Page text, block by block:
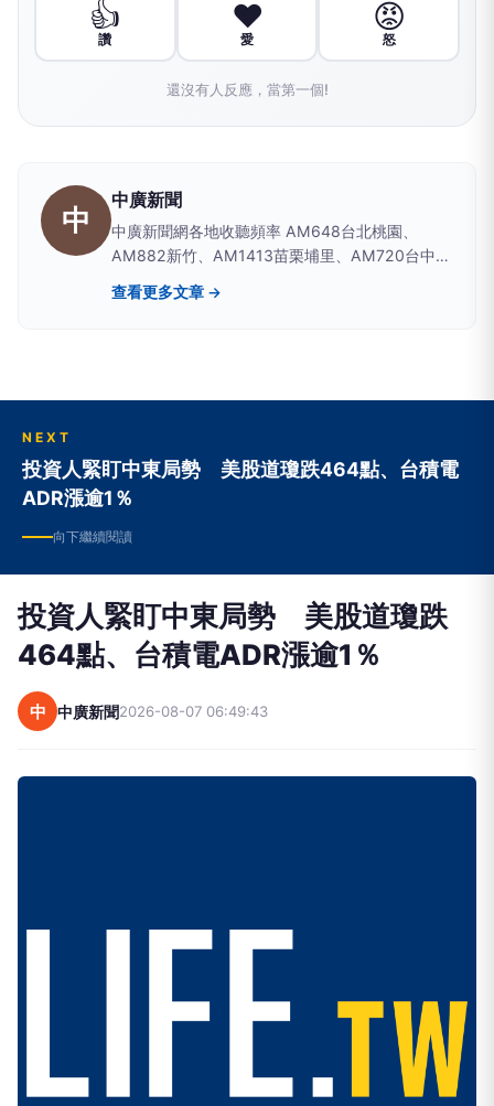
👍
讚
❤️
愛
😡
怒
還沒有人反應，當第一個!
中
中廣新聞
中廣新聞網各地收聽頻率 AM648台北桃園、
AM882新竹、AM1413苗栗埔里、AM720台中彰
化南投、AM1350嘉義雲林、AM1296台南、
AM864高雄屏東、AM630宜蘭、AM819台東、
查看更多文章 →
NEXT
投資人緊盯中東局勢 美股道瓊跌464點、台積電
ADR漲逾1％
向下繼續閱讀
投資人緊盯中東局勢 美股道瓊跌
464點、台積電ADR漲逾1％
中 中廣新聞2026-08-07 06:49:43